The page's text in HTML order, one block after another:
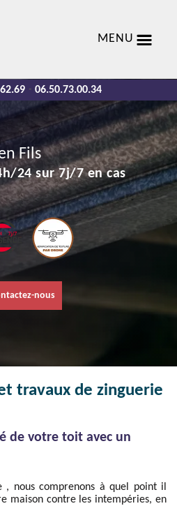
MENU
- 06.50.73.00.34
Fils
24 sur 7j/7 en cas
nous
travaux de zinguerie
de votre toit avec un
, nous comprenons à quel point il
maison contre les intempéries, en